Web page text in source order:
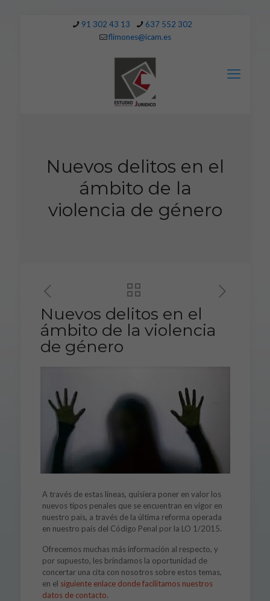
91 302 43 13
637 552 302
flimones@icam.es
Nuevos delitos en el
ámbito de la
violencia de género
Nuevos delitos en el
ámbito de la violencia
de género
A través de estas líneas, quisiera poner en valor los
nuevos tipos penales que se encuentran en vigor en
nuestro país, a través de la última reforma operada
en nuestro país del Código Penal por la LO 1/2015.
Ofrecemos muchas más información al respecto, y
por supuesto, les brindamos la oportunidad de
concertar una cita con nosotros sobre estos temas,
en el siguiente enlace donde facilitamos nuestros
datos de contacto.